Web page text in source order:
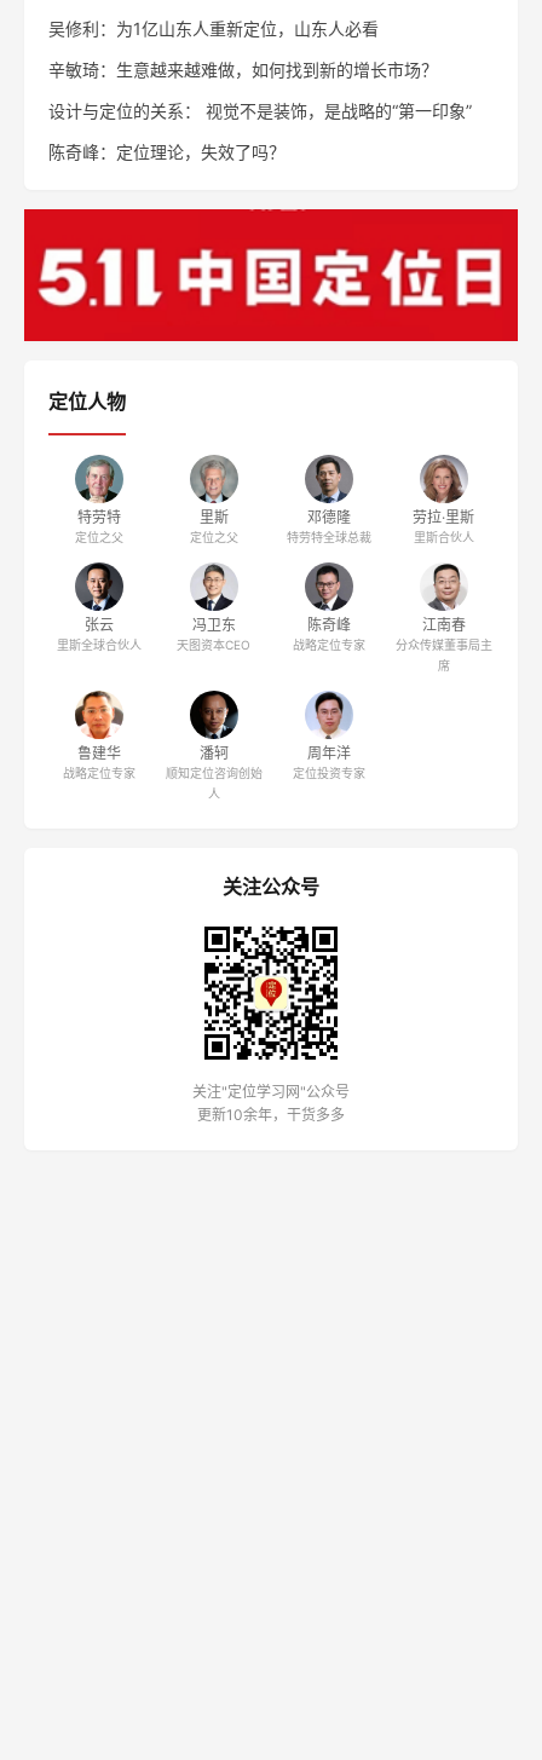
吴修利：为1亿山东人重新定位，山东人必看
辛敏琦：生意越来越难做，如何找到新的增长市场？
设计与定位的关系： 视觉不是装饰，是战略的“第一印象”
陈奇峰：定位理论，失效了吗？
定位人物
特劳特
定位之父
里斯
定位之父
邓德隆
特劳特全球总裁
劳拉·里斯
里斯合伙人
张云
里斯全球合伙人
冯卫东
天图资本CEO
陈奇峰
战略定位专家
江南春
分众传媒董事局主
席
鲁建华
战略定位专家
潘轲
顺知定位咨询创始
人
周年洋
定位投资专家
关注公众号
关注"定位学习网"公众号
更新10余年，干货多多